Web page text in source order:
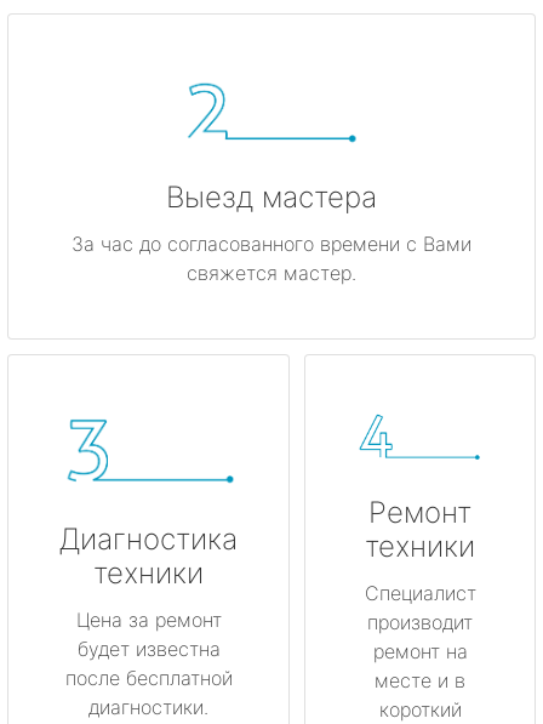
Выезд мастера
За час до согласованного времени с Вами
свяжется мастер.
Диагностика
техники
Цена за ремонт
будет известна
после бесплатной
диагностики.
Ремонт
техники
Специалист
производит
ремонт на
месте и в
короткий